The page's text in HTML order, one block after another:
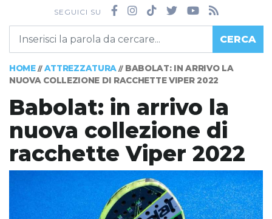
SEGUICI SU
CERCA
HOME// ATTREZZATURA // BABOLAT: IN ARRIVO LA
NUOVA COLLEZIONE DI RACCHETTE VIPER 2022
Babolat: in arrivo la
nuova collezione di
racchette Viper 2022